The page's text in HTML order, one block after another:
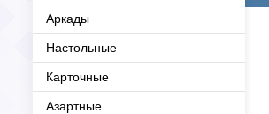
Аркады
Настольные
Карточные
Азартные